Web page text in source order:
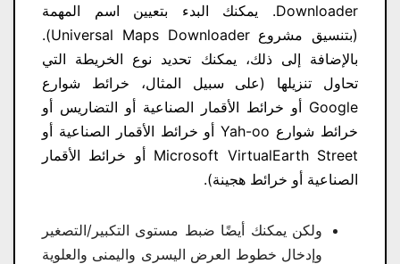
Downloader. يمكنك البدء بتعيين اسم المهمة
(بتنسيق مشروع Universal Maps Downloader).
بالإضافة إلى ذلك، يمكنك تحديد نوع الخريطة التي
تحاول تنزيلها (على سبيل المثال، خرائط شوارع
Google أو خرائط الأقمار الصناعية أو التضاريس أو
خرائط شوارع Yah-oo أو خرائط الأقمار الصناعية أو
Microsoft VirtualEarth Street أو خرائط الأقمار
الصناعية أو خرائط هجينة).
ولكن يمكنك أيضًا ضبط مستوى التكبير/التصغير
وإدخال خطوط العرض اليسرى واليمنى والعلوية